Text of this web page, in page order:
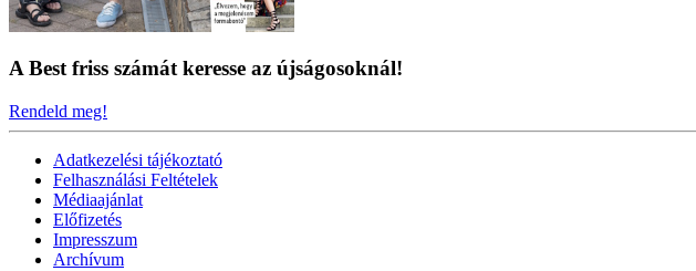
A Best friss számát keresse az újságosoknál!
Rendeld meg!
Adatkezelési tájékoztató
Felhasználási Feltételek
Médiaajánlat
Előfizetés
Impresszum
Archívum